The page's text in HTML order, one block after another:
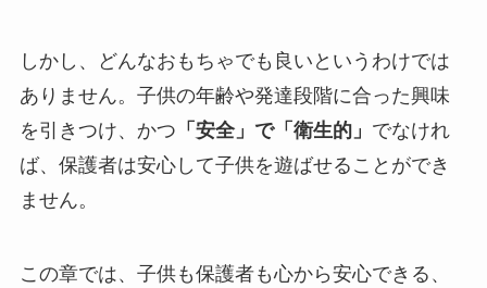
しかし、どんなおもちゃでも良いというわけでは
ありません。子供の年齢や発達段階に合った興味
を引きつけ、かつ 「安全」で「衛生的」 でなけれ
ば、保護者は安心して子供を遊ばせることができ
ません。
この章では、子供も保護者も心から安心できる、